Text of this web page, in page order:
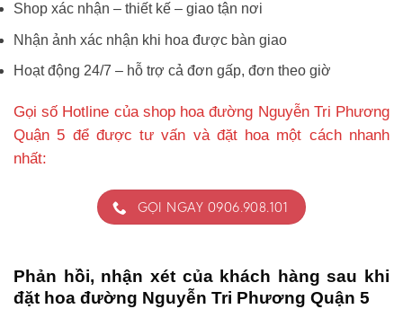
Shop xác nhận – thiết kế – giao tận nơi
Nhận ảnh xác nhận khi hoa được bàn giao
Hoạt động 24/7 – hỗ trợ cả đơn gấp, đơn theo giờ
Gọi số Hotline của shop hoa đường Nguyễn Tri Phương
Quận 5 để được tư vấn và đặt hoa một cách nhanh
nhất:
GỌI NGAY 0906.908.101
Phản hồi, nhận xét của khách hàng sau khi
đặt hoa đường Nguyễn Tri Phương Quận 5